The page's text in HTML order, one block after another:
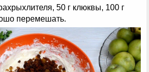
50 г клюквы, 100 г
перемешать.